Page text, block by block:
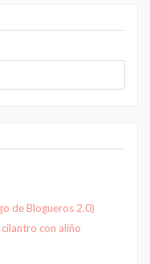
de Blogueros 2.0)
con aliño